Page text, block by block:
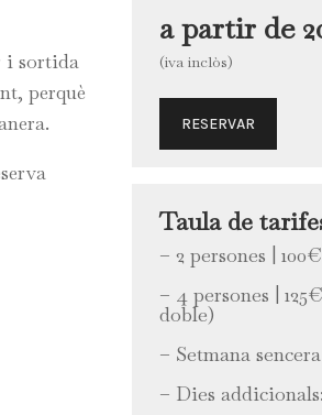
i sortida
perquè
a partir de
(iva inclòs)
RESERVAR
Taula de
– 2 persones |
– 4 persones |
doble)
– Setmana
– Dies